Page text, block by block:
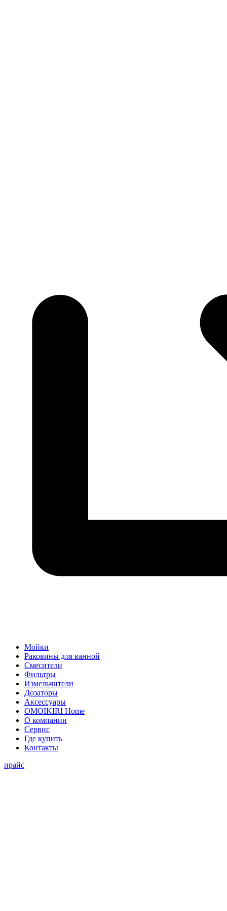
Мойки
Раковины для ванной
Смесители
Фильтры
Измельчители
Дозаторы
Аксессуары
OMOIKIRI Home
О компании
Сервис
Где купить
Контакты
прайс